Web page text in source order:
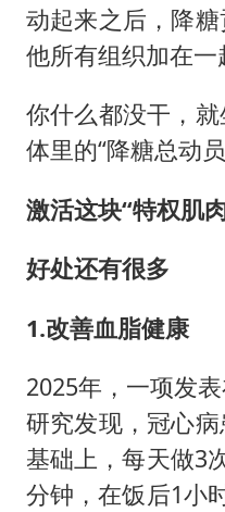
动起来之后，降
他所有组织加在
你什么都没干，
体里的“降糖总动
激活这块“特权肌
好处还有很多
1.改善血脂健康
2025年，一项发
研究发现，冠心
基础上，每天做3
分钟，在饭后1小